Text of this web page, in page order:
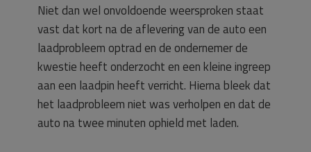
Niet dan wel onvoldoende weersproken staat
vast dat kort na de aflevering van de auto een
laadprobleem optrad en de ondernemer de
kwestie heeft onderzocht en een kleine ingreep
aan een laadpin heeft verricht. Hierna bleek dat
het laadprobleem niet was verholpen en dat de
auto na twee minuten ophield met laden.